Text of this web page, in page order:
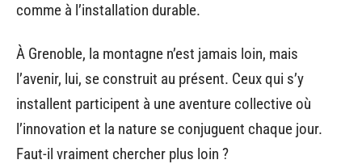
comme à l’installation durable.
À Grenoble, la montagne n’est jamais loin, mais
l’avenir, lui, se construit au présent. Ceux qui s’y
installent participent à une aventure collective où
l’innovation et la nature se conjuguent chaque jour.
Faut-il vraiment chercher plus loin ?